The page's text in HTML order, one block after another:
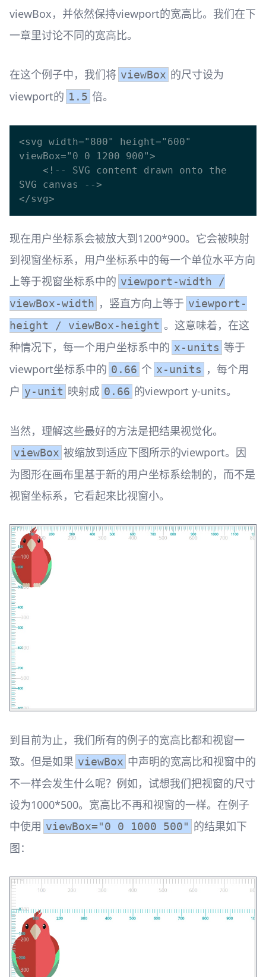
viewBox，并依然保持viewport的宽高比。我们在下
一章里讨论不同的宽高比。
在这个例子中，我们将 viewBox 的尺寸设为
viewport的 1.5 倍。
<svg width="800" height="600"
viewBox="0 0 1200 900">
SVG canvas -->
现在用户坐标系会被放大到1200*900。它会被映射
到视窗坐标系，用户坐标系中的每一个单位水平方向
上等于视窗坐标系中的 viewport-width /
viewBox-width ，竖直方向上等于 viewport-
height / viewBox-height 。这意味着，在这
种情况下，每一个用户坐标系中的 x-units 等于
viewport坐标系中的 0.66 个 x-units ，每个用
户 y-unit 映射成 0.66 的viewport y-units。
当然，理解这些最好的方法是把结果视觉化。
viewBox 被缩放到适应下图所示的viewport。因
为图形在画布里基于新的用户坐标系绘制的，而不是
视窗坐标系，它看起来比视窗小。
到目前为止，我们所有的例子的宽高比都和视窗一
致。但是如果 viewBox 中声明的宽高比和视窗中的
不一样会发生什么呢？例如，试想我们把视窗的尺寸
设为1000*500。宽高比不再和视窗的一样。在例子
中使用 viewBox="0 0 1000 500" 的结果如下
图：